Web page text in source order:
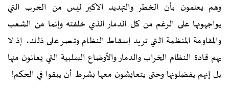
وهم يعلمون بأن الخطر والتهديد الاکبر ليس من الحرب التي
يواجهونها على الرغم من کل الدمار الذي خلفته وإنما من الشعب
والمقاومة المنظمة التي تريد إسقاط النظام وتصر على ذلك، إذ لا
يهم قادة النظام الخراب والدمار والأوضاع السلبية التي يعانون منها
بل إنهم يفضلونها وحتى يتعايشون معها بشرط أن يبقوا في الحکم!